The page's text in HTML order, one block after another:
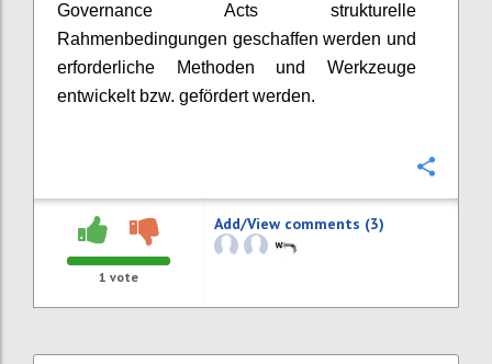
Governance Acts strukturelle
Rahmenbedingungen geschaffen werden und
erforderliche Methoden und Werkzeuge
entwickelt bzw. gefördert werden.
1 vote
Add/View comments (3)